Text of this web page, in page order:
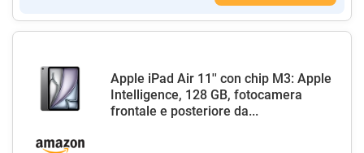
Apple iPad Air 11'' con chip M3: Apple
Intelligence, 128 GB, fotocamera
frontale e posteriore da...